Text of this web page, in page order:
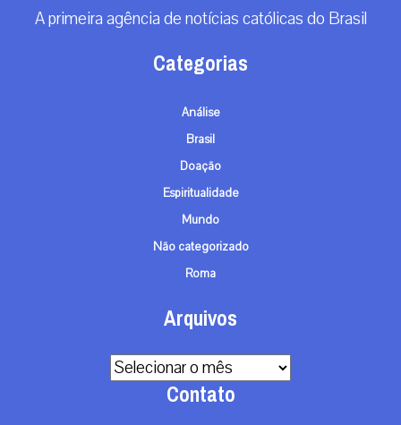
RECEBA NOSSO BOLETIM DIÁRIO
QUERO RECEBER
A primeira agência de notícias católicas do Brasil
Categorias
Análise
Brasil
Doação